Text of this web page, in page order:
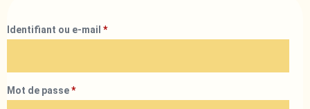
Identifiant ou e-mail *
Mot de passe*